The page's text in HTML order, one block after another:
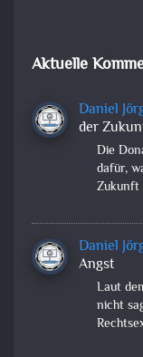
Aktuelle
Daniel
der
Die
dafür,
Zukunft
Daniel
Angst
Laut
nicht